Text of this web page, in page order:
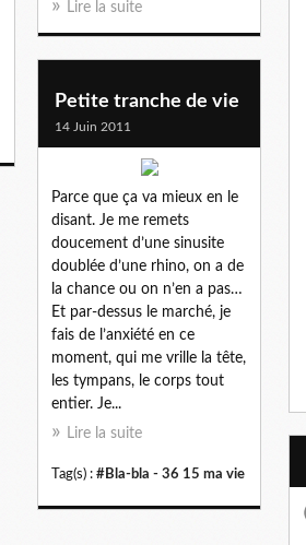
Lire la suite
Petite tranche de vie
14 Juin 2011
Parce que ça va mieux en le
disant. Je me remets
doucement d’une sinusite
doublée d’une rhino, on a de
la chance ou on n’en a pas…
Et par-dessus le marché, je
fais de l’anxiété en ce
moment, qui me vrille la tête,
les tympans, le corps tout
entier. Je...
Lire la suite
Tag(s) : #Bla-bla - 36 15 ma vie